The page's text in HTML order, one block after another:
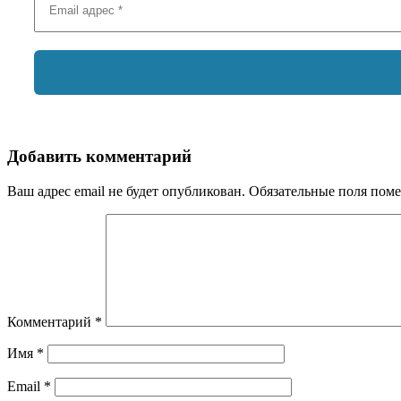
Добавить комментарий
Ваш адрес email не будет опубликован. Обязательные поля
Комментарий *
Имя *
Email *